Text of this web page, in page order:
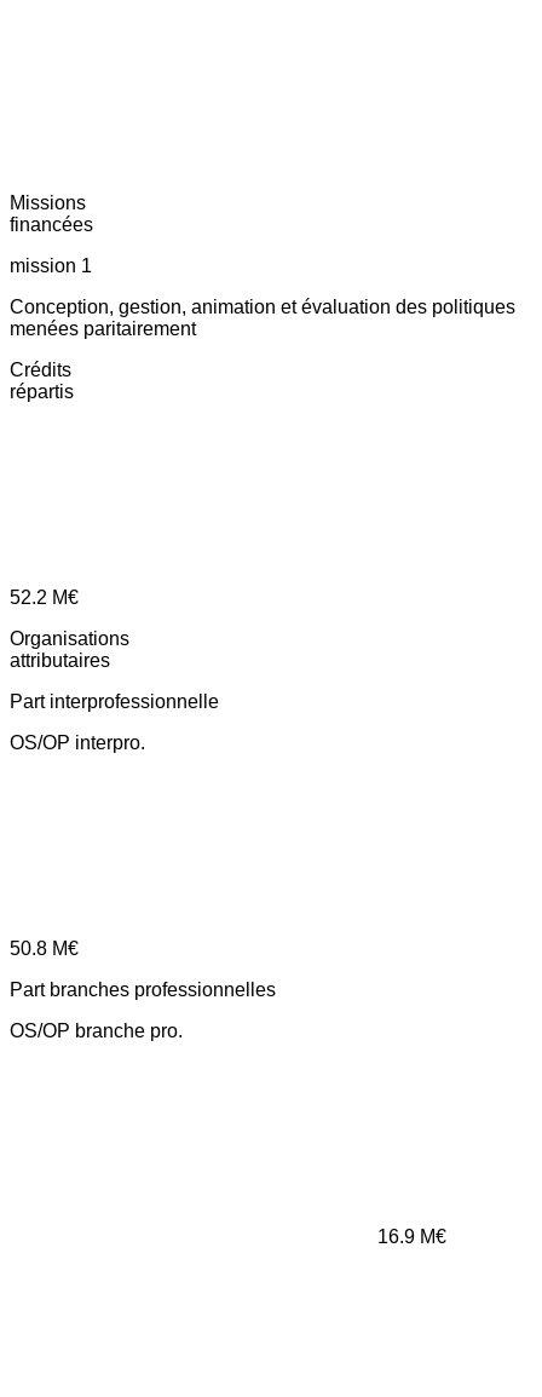
Missions
financées
mission 1
Conception, gestion, animation et évaluation des politiques
menées paritairement
Crédits
répartis
52.2 M€
Organisations
attributaires
Part interprofessionnelle
OS/OP interpro.
50.8 M€
Part branches professionnelles
OS/OP branche pro.
16.9 M€